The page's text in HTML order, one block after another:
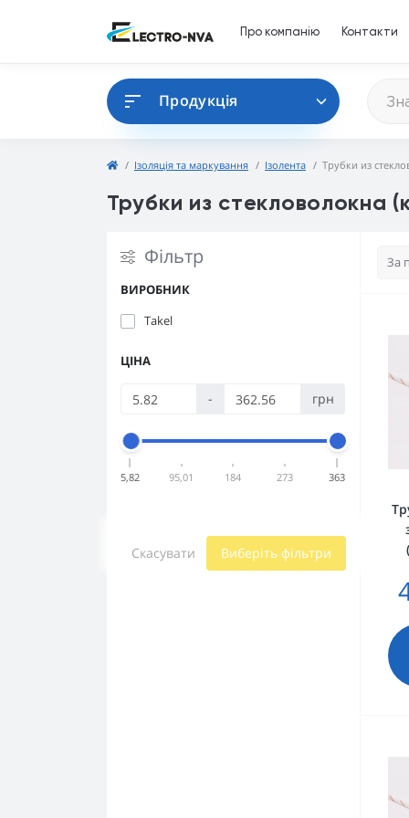
Про компанію Контакти
Продукція
Ізоляція та маркування Ізолента Трубки из
Трубки из стекловолокна
Фільтр
ВИРОБНИК
Takel
ЦІНА
- грн
5,82 95,01 184 273 363
Скасувати Виберіть фільтри